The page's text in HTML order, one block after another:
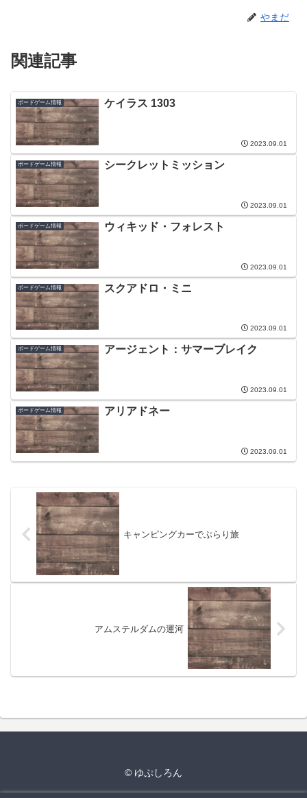
やまだ
関連記事
ボードゲーム情報 ケイラス 1303
2023.09.01
ボードゲーム情報 シークレットミッション
2023.09.01
ボードゲーム情報 ウィキッド・フォレスト
2023.09.01
ボードゲーム情報 スクアドロ・ミニ
2023.09.01
ボードゲーム情報 アージェント：サマーブレイク
2023.09.01
ボードゲーム情報 アリアドネー
2023.09.01
キャンピングカーでぶらり旅
アムステルダムの運河
© ゆぷしろん